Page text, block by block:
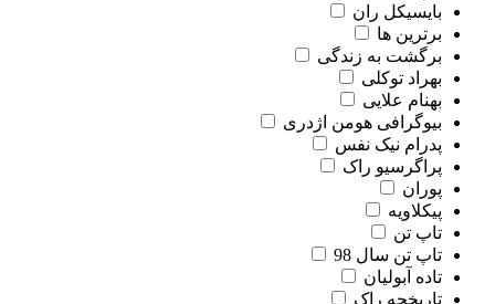
بایسیکل ران
برترین ها
برگشت به زندگی
بهراد توکلی
بهنام علایی
بیوگرافی هومن اژدری
پدرام نیک نفس
پراگرسیو راک
پوران
پیکلاویه
تاپ تن
تاپ تن سال 98
تاده آبولیان
تاریخچه راک